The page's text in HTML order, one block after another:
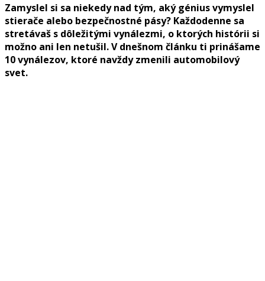
Zamyslel si sa niekedy nad tým, aký génius vymyslel
stierače alebo bezpečnostné pásy? Každodenne sa
stretávaš s dôležitými vynálezmi, o ktorých histórii si
možno ani len netušil. V dnešnom článku ti prinášame
10 vynálezov, ktoré navždy zmenili automobilový
svet.